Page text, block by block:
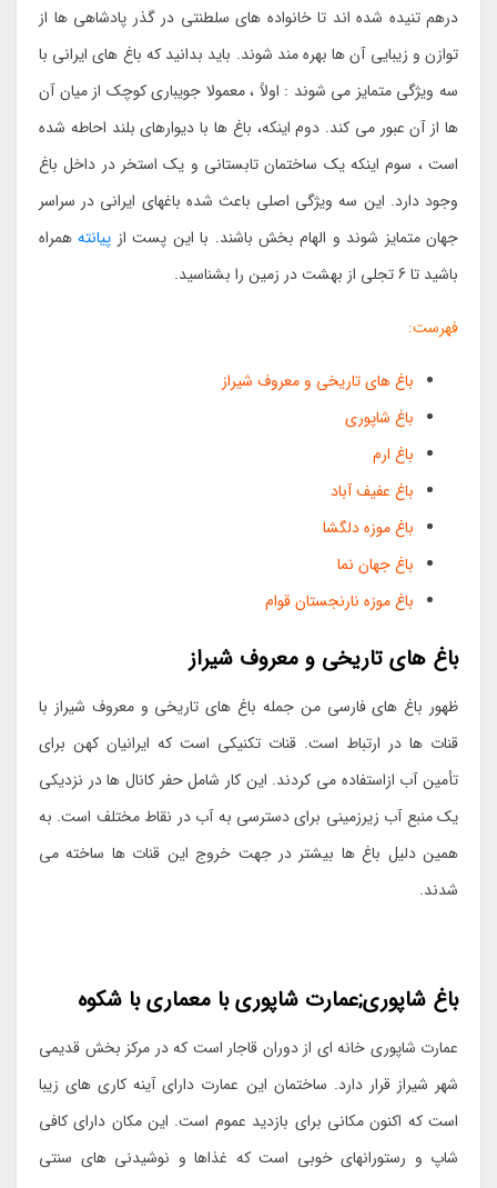
درهم تنیده شده اند تا خانواده های سلطنتی در گذر پادشاهی ها از
توازن و زیبایی آن ها بهره مند شوند. باید بدانید که باغ های ایرانی با
سه ویژگی متمایز می شوند : اولاً ، معمولا جویباری کوچک از میان آن
ها از آن عبور می کند. دوم اینکه، باغ ها با دیوارهای بلند احاطه شده
است ، سوم اینکه یک ساختمان تابستانی و یک استخر در داخل باغ
وجود دارد. این سه ویژگی اصلی باعث شده باغهای ایرانی در سراسر
جهان متمایز شوند و الهام بخش باشند. با این پست از پیانتههمراه
باشید تا 6 تجلی از بهشت در زمین را بشناسید.
فهرست:
باغ های تاریخی و معروف شیراز
باغ شاپوری
باغ ارم
باغ عفیف آباد
باغ موزه دلگشا
باغ جهان نما
باغ موزه نارنجستان قوام
باغ های تاریخی و معروف شیراز
ظهور باغ های فارسی من جمله باغ های تاریخی و معروف شیراز با
قنات ها در ارتباط است. قنات تکنیکی است که ایرانیان کهن برای
تأمین آب ازاستفاده می کردند. این کار شامل حفر کانال ها در نزدیکی
یک منبع آب زیرزمینی برای دسترسی به آب در نقاط مختلف است. به
همین دلیل باغ ها بیشتر در جهت خروج این قنات ها ساخته می
شدند.
باغ شاپوری;عمارت شاپوری با معماری با شکوه
عمارت شاپوری خانه ای از دوران قاجار است که در مرکز بخش قدیمی
شهر شیراز قرار دارد. ساختمان این عمارت دارای آینه کاری های زیبا
است که اکنون مکانی برای بازدید عموم است. این مکان دارای کافی
شاپ و رستورانهای خوبی است که غذاها و نوشیدنی های سنتی